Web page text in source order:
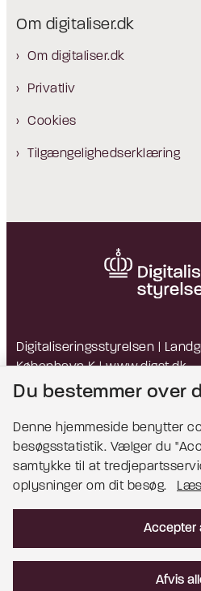
Om digitaliser.dk
Om digitaliser.dk
Privatliv
Cookies
Tilgængelighedserklæring
Digitaliseringsstyrelsen |
København K |www.digst.dk
EAN: 5798009814203 | CVR:
Bemærk!
Læs mere om cookies
Du bestemmer over
Denne hjemmeside benytter
besøgsstatistik. Vælger du
samtykke til at
oplysninger om dit besøg.
Accepter
Afvis